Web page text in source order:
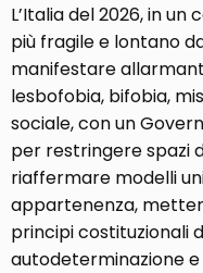
L’Italia del 2026, in
più fragile e lontano
manifestare
lesbofobia, bifobia,
sociale, con un
per restringere spazi
riaffermare modelli
appartenenza,
principi costituzionali
autodeterminazione